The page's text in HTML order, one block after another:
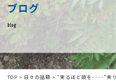
トピックス
事業内容
私たちについて
ブログ
blog
TOP > 日々の話題 > “実るほど頭を････”実